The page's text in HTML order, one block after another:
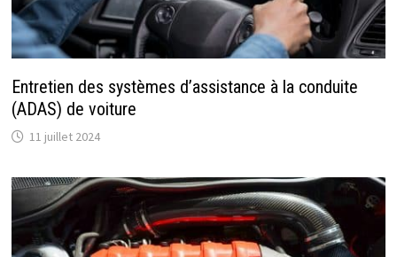
Entretien des systèmes d’assistance à la conduite
(ADAS) de voiture
11 juillet 2024